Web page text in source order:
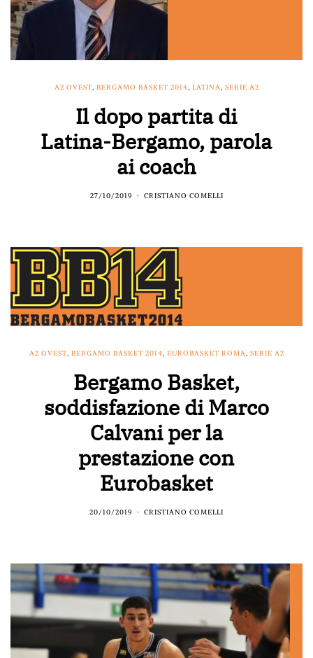
A2 OVEST, BERGAMO BASKET 2014, LATINA, SERIE A2
Il dopo partita di
Latina-Bergamo, parola
ai coach
27/10/2019 CRISTIANO COMELLI
A2 OVEST, BERGAMO BASKET 2014, EUROBASKET ROMA, SERIE A2
Bergamo Basket,
soddisfazione di Marco
Calvani per la
prestazione con
Eurobasket
20/10/2019 CRISTIANO COMELLI